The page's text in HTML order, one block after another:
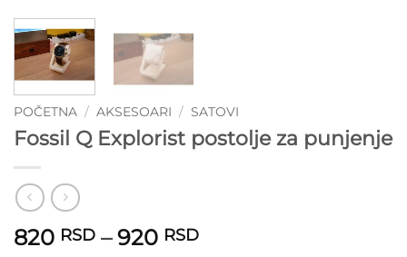
POČETNA / AKSESOARI / SATOVI
Fossil Q Explorist postolje za punjenje
820 RSD – 920 RSDRaspon